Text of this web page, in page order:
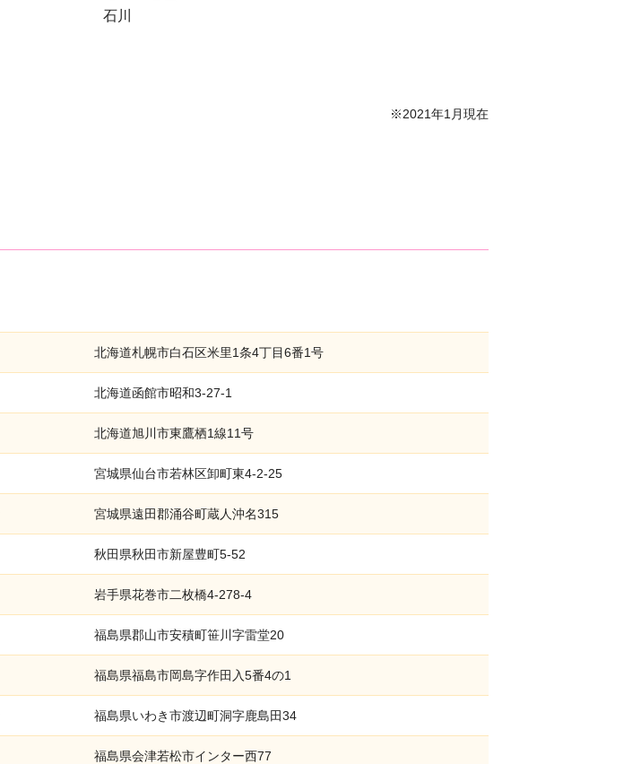
石川
※2021年1月現在
北海道札幌市白石区米里1条4丁目6番1号
北海道函館市昭和3-27-1
北海道旭川市東鷹栖1線11号
宮城県仙台市若林区卸町東4-2-25
宮城県遠田郡涌谷町蔵人沖名315
秋田県秋田市新屋豊町5-52
岩手県花巻市二枚橋4-278-4
福島県郡山市安積町笹川字雷堂20
福島県福島市岡島字作田入5番4の1
福島県いわき市渡辺町洞字鹿島田34
福島県会津若松市インター西77